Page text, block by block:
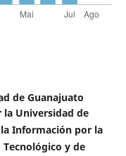
de Guanajuato
la Universidad de
Información por la
y de